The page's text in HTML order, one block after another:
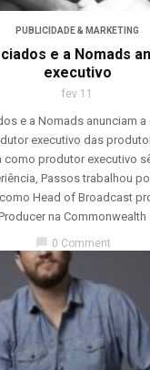
PUBLICIDADE & MARKETING
e a Nomads
executivo
fev 11
e a Nomads anunciam a
executivo das
produtor executivo
Passos trabalhou
Head of Broadcast
na Commonwealth
chat_bubble 0 Comment